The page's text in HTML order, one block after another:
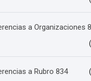
a Organizaciones
a Rubro 834